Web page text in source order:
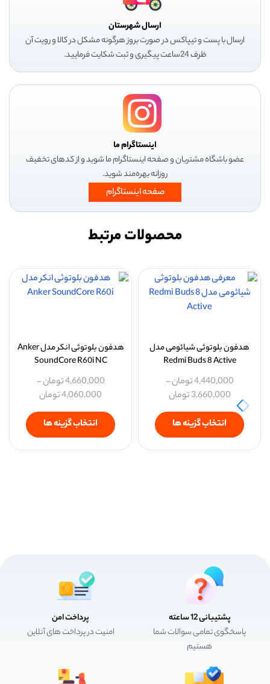
ارسال شهرستان
ارسال با پست و تیپاکس در صورت بروز هرگونه مشکل در کالا و رویت آن
ظرف 24ساعت پیگیری و ثبت شکایت فرمایید.
اینستاگرام ما
عضو باشگاه مشتریان و صفحه اینستاگرام ما شوید و از کدهای تخفیف
روزانه بهره‌مند شوید.
صفحه اینستاگرام
محصولات مرتبط
هدفون بلوتوثی شیائومی مدل
Redmi Buds 8 Active
4,440,000تومان–
3,660,000تومان
انتخاب گزینه ها
هدفون بلوتوثی انکر مدل Anker
SoundCore R60i NC
4,660,000تومان–
4,060,000تومان
انتخاب گزینه ها
پشتیبانی 12 ساعته
پاسخگوی تمامی سوالات شما
هستیم
پرداخت امن
امنیت در پرداخت های آنلاین